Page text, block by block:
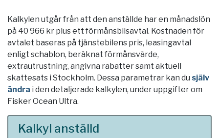
Kalkylen utgår från att den anställde har en månadslön
på 40 966 kr plus ett förmånsbilsavtal. Kostnaden för
avtalet baseras på tjänstebilens pris, leasingavtal
enligt schablon, beräknat förmånsvärde,
extrautrustning, angivna rabatter samt aktuell
skattesats i Stockholm. Dessa parametrar kan du själv
ändra i den detaljerade kalkylen, under uppgifter om
Fisker Ocean Ultra.
Kalkyl anställd